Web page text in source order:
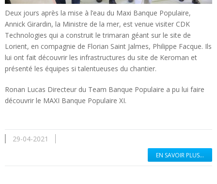
Deux jours après la mise à l’eau du Maxi Banque Populaire,
Annick Girardin, la Ministre de la mer, est venue visiter CDK
Technologies qui a construit le trimaran géant sur le site de
Lorient, en compagnie de Florian Saint Jalmes, Philippe Facque. Ils
lui ont fait découvrir les infrastructures du site de Keroman et
présenté les équipes si talentueuses du chantier.
Ronan Lucas Directeur du Team Banque Populaire a pu lui faire
découvrir le MAXI Banque Populaire XI.
29-04-2021
EN SAVOIR PLUS...